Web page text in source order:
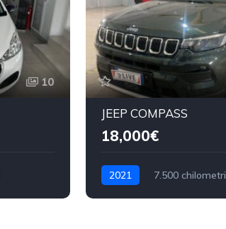
10
JEEP COMPASS
18,000€
2021
7.500 chilometri